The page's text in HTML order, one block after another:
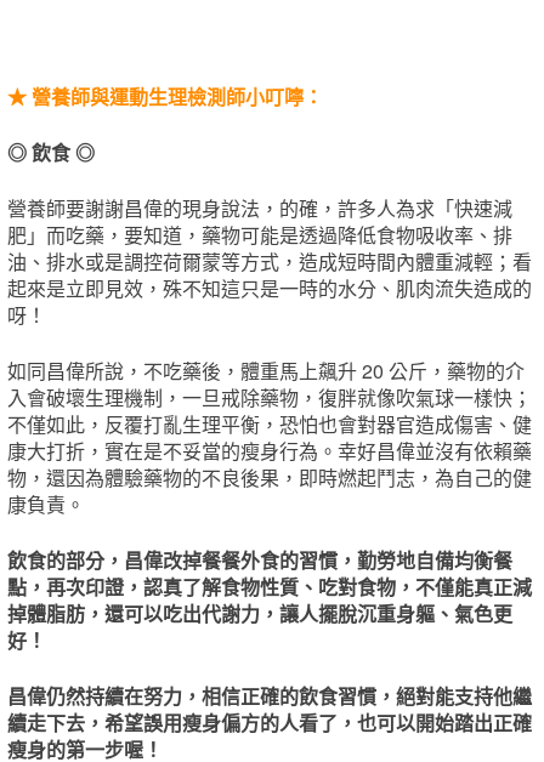
★ 營養師與運動生理檢測師小叮嚀：
◎ 飲食 ◎
營養師要謝謝昌偉的現身說法，的確，許多人為求「快速減
肥」而吃藥，要知道，藥物可能是透過降低食物吸收率、排
油、排水或是調控荷爾蒙等方式，造成短時間內體重減輕；看
起來是立即見效，殊不知這只是一時的水分、肌肉流失造成的
呀！
如同昌偉所說，不吃藥後，體重馬上飆升 20 公斤，藥物的介
入會破壞生理機制，一旦戒除藥物，復胖就像吹氣球一樣快；
不僅如此，反覆打亂生理平衡，恐怕也會對器官造成傷害、健
康大打折，實在是不妥當的瘦身行為。幸好昌偉並沒有依賴藥
物，還因為體驗藥物的不良後果，即時燃起鬥志，為自己的健
康負責。
飲食的部分，昌偉改掉餐餐外食的習慣，勤勞地自備均衡餐
點，再次印證，認真了解食物性質、吃對食物，不僅能真正減
掉體脂肪，還可以吃出代謝力，讓人擺脫沉重身軀、氣色更
好！
昌偉仍然持續在努力，相信正確的飲食習慣，絕對能支持他繼
續走下去，希望誤用瘦身偏方的人看了，也可以開始踏出正確
瘦身的第一步喔！